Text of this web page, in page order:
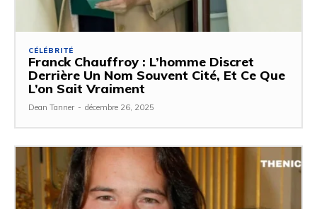
CÉLÉBRITÉ
Franck Chauffroy : L’homme Discret
Derrière Un Nom Souvent Cité, Et Ce Que
L’on Sait Vraiment
Dean Tanner - décembre 26, 2025